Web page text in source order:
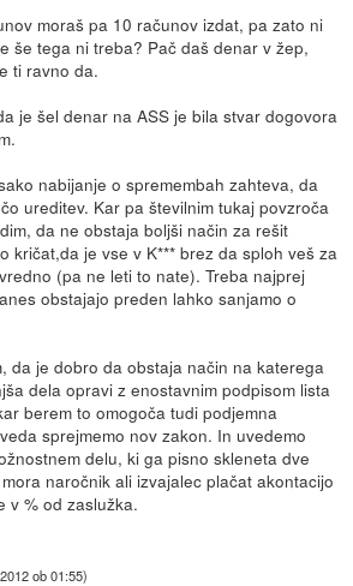
moraš pa 10 računov izdat, pa zato ni
še tega ni treba? Pač daš denar v žep,
ti ravno da.
je šel denar na ASS je bila stvar dogovora
nabijanje o spremembah zahteva, da
ureditev. Kar pa številnim tukaj povzroča
da ne obstaja boljši način za rešit
kričat,da je vse v K*** brez da sploh veš za
(pa ne leti to nate). Treba najprej
obstajajo preden lahko sanjamo o
da je dobro da obstaja način na katerega
dela opravi z enostavnim podpisom lista
berem to omogoča tudi podjemna
sprejmemo nov zakon. In uvedemo
delu, ki ga pisno skleneta dve
naročnik ali izvajalec plačat akontacijo
v % od zaslužka.
ob 01:55)